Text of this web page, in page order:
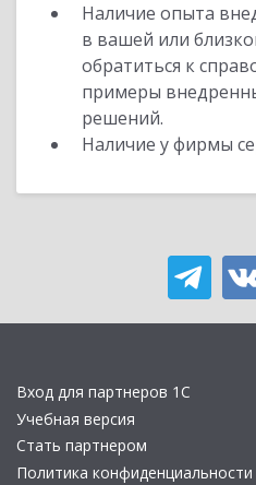
Наличие опыта
в вашей или
обратиться к
примеры
решений.
Наличие у фирмы
Вход для партнеров 1С
Учебная версия
Стать партнером
Политика конфиденциальности